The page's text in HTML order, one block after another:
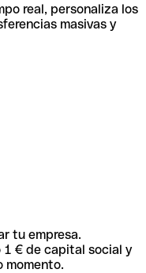
real, personaliza los
masivas y
tu empresa.
1 € de capital social y
momento.